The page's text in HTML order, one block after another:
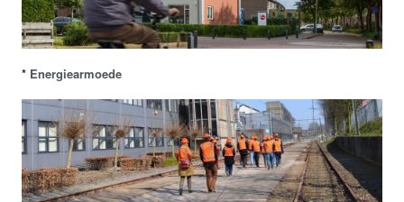
* Energiearmoede